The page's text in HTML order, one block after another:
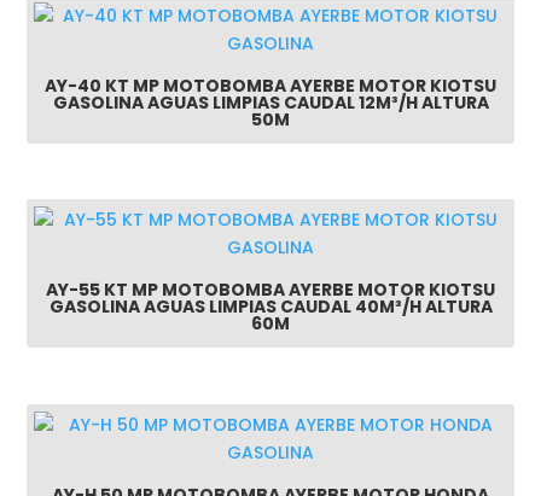
AY-40 KT MP MOTOBOMBA AYERBE MOTOR KIOTSU
GASOLINA AGUAS LIMPIAS CAUDAL 12M³/H ALTURA
50M
AY-55 KT MP MOTOBOMBA AYERBE MOTOR KIOTSU
GASOLINA AGUAS LIMPIAS CAUDAL 40M³/H ALTURA
60M